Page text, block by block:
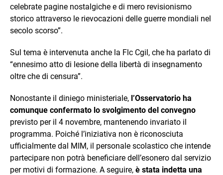
celebrate pagine nostalgiche e di mero revisionismo
storico attraverso le rievocazioni delle guerre mondiali nel
secolo scorso”.
Sul tema è intervenuta anche la Flc Cgil, che ha parlato di
“ennesimo atto di lesione della libertà di insegnamento
oltre che di censura”.
Nonostante il diniego ministeriale, l’Osservatorio ha
comunque confermato lo svolgimento del convegno
previsto per il 4 novembre, mantenendo invariato il
programma. Poiché l’iniziativa non è riconosciuta
ufficialmente dal MIM, il personale scolastico che intende
partecipare non potrà beneficiare dell’esonero dal servizio
per motivi di formazione. A seguire, è stata indetta una